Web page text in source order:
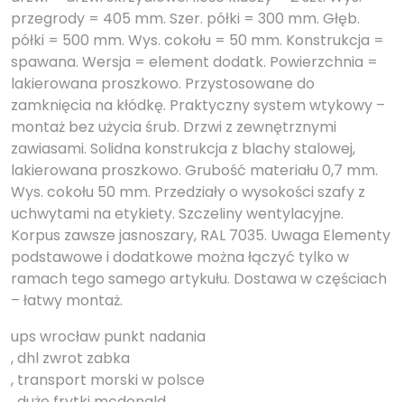
przegrody = 405 mm. Szer. półki = 300 mm. Głęb.
półki = 500 mm. Wys. cokołu = 50 mm. Konstrukcja =
spawana. Wersja = element dodatk. Powierzchnia =
lakierowana proszkowo. Przystosowane do
zamknięcia na kłódkę. Praktyczny system wtykowy –
montaż bez użycia śrub. Drzwi z zewnętrznymi
zawiasami. Solidna konstrukcja z blachy stalowej,
lakierowana proszkowo. Grubość materiału 0,7 mm.
Wys. cokołu 50 mm. Przedziały o wysokości szafy z
uchwytami na etykiety. Szczeliny wentylacyjne.
Korpus zawsze jasnoszary, RAL 7035. Uwaga Elementy
podstawowe i dodatkowe można łączyć tylko w
ramach tego samego artykułu. Dostawa w częściach
– łatwy montaż.
ups wrocław punkt nadania
, dhl zwrot zabka
, transport morski w polsce